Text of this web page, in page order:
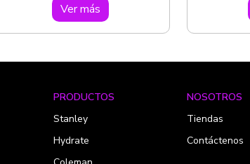
Ver más
PRODUCTOS
Stanley
Hydrate
NOSOTROS
Tiendas
Contáctenos